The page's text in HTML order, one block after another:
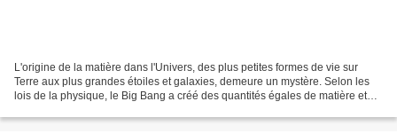
L'origine de la matière dans l'Univers, des plus petites formes de vie sur
Terre aux plus grandes étoiles et galaxies, demeure un mystère. Selon les
lois de la physique, le Big Bang a créé des quantités égales de matière et